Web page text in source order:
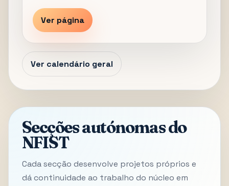
Ver página
Ver calendário geral
Secções autónomas do
NFIST
Cada secção desenvolve projetos próprios e
dá continuidade ao trabalho do núcleo em